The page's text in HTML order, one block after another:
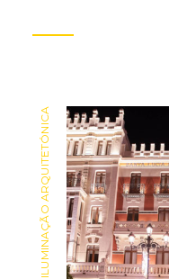
ILUMINAÇÃO ARQUITETÓNICA